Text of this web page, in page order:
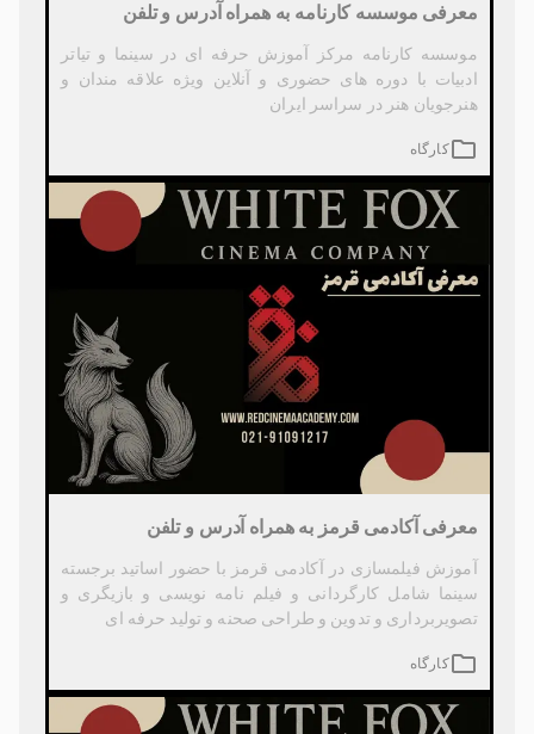
معرفی موسسه کارنامه به همراه آدرس و تلفن
موسسه کارنامه مرکز آموزش حرفه ای در سینما و تیاتر
ادبیات با دوره های حضوری و آنلاین ویژه علاقه مندان و
هنرجویان هنر در سراسر ایران
کارگاه
معرفی آکادمی قرمز به همراه آدرس و تلفن
آموزش فیلمسازی در آکادمی قرمز با حضور اساتید برجسته
سینما شامل کارگردانی و فیلم نامه نویسی و بازیگری و
تصویربرداری و تدوین و طراحی صحنه و تولید حرفه ای
کارگاه